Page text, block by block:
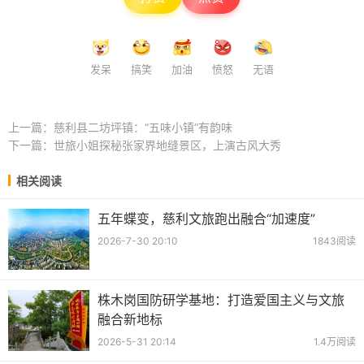
发呆 搞笑 加油 愤怒 无语
上一篇： 慈利县二坊坪镇：“五味小镇”有韵味
下一篇： 世旅小姐探秘张家界地缝景区，上演古风大秀
相关阅读
五年蝶变，慈利文旅跑出融合“加速度”
2026-7-30 20:10 1843阅读
株木岗国防研学基地：打造爱国主义与文旅
融合新地标
2026-5-31 20:14 1.4万阅读